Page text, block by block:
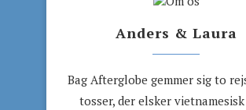
Anders & Laura
Bag Afterglobe gemmer sig to
tosser, der elsker vietnamesisk